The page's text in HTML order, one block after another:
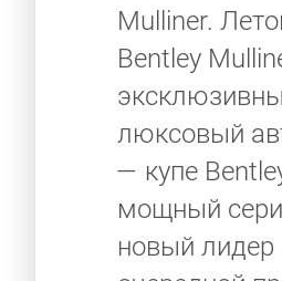
Mulliner.
Bentley
люксовый
— купе
мощный
новый лидер